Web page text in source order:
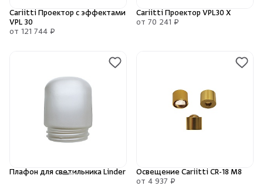
Cariitti Проектор с эффектами
VPL 30
от 121 744 ₽
Cariitti Проектор VPL30 X
от 70 241 ₽
Плафон для светильника Linder Освещение Cariitti CR-18 M8
от 4 937 ₽